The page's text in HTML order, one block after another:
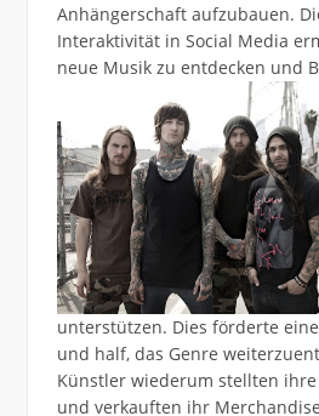
Anhängerschaft aufzubauen.
Interaktivität in Social Media
neue Musik zu entdecken und
unterstützen. Dies förderte
und half, das Genre
Künstler wiederum stellten
und verkauften ihr